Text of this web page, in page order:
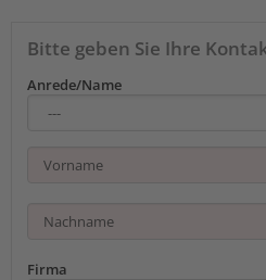
Bitte geben Sie Ihre
Anrede/Name
Firma